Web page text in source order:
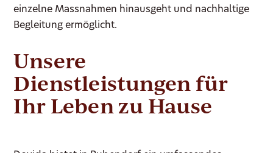
einzelne Massnahmen hinausgeht und nachhaltige
Begleitung ermöglicht.
Unsere
Dienstleistungen für
Ihr Leben zu Hause